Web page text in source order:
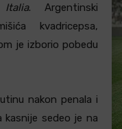
. Argentinski
kvadricepsa,
je izborio pobedu
nakon penala i
kasnije sedeo je na